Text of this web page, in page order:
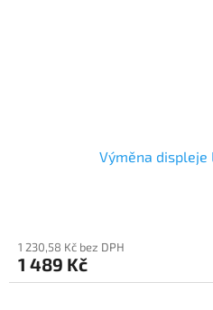
Výměna displeje
1 230,58 Kč bez DPH
1 489 Kč